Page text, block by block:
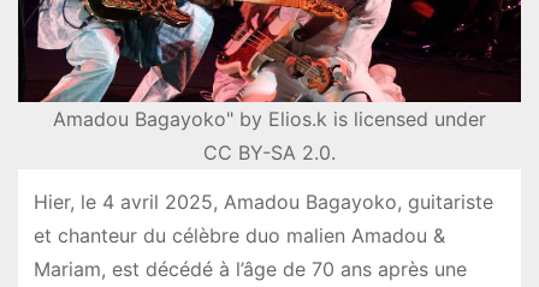
Amadou Bagayoko" by Elios.k is licensed under
CC BY-SA 2.0.
Hier, le 4 avril 2025, Amadou Bagayoko, guitariste
et chanteur du célèbre duo malien Amadou &
Mariam, est décédé à l’âge de 70 ans après une